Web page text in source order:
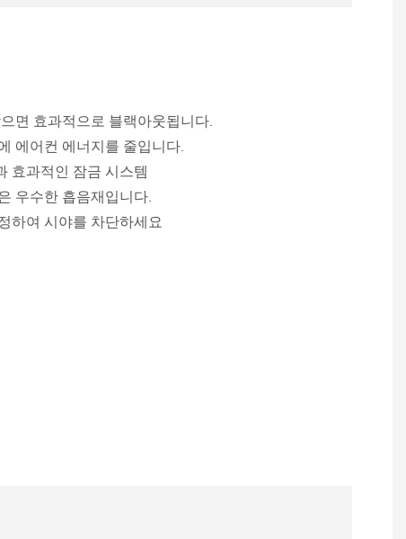
면 효과적으로 블랙아웃됩니다.
에어컨 에너지를 줄입니다.
효과적인 잠금 시스템
우수한 흡음재입니다.
하여 시야를 차단하세요